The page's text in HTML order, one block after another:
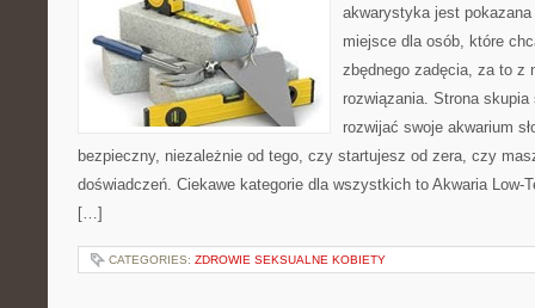
akwarystyka jest
miejsce dla osób, które
zbędnego zadęcia, za to z
rozwiązania. Strona
rozwijać swoje akwarium
bezpieczny, niezależnie od tego, czy startujesz od zera, czy
doświadczeń. Ciekawe kategorie dla wszystkich to Akwaria Low-
[…]
CATEGORIES: ZDROWIE SEKSUALNE KOBIETY